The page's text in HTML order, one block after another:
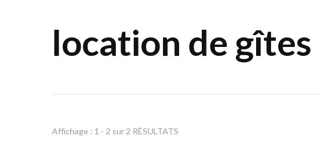
location de gîtes
Affichage : 1 - 2 sur 2 RÉSULTATS